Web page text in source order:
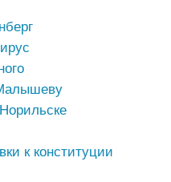
к конституции